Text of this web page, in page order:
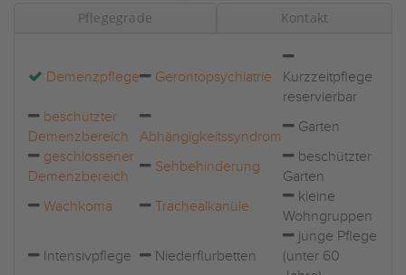
Pflegegrade Kontakt
Demenzpflege Gerontopsychiatrie
Kurzzeitpflege
reservierbar
beschützter
Demenzbereich
Abhängigkeitssyndrom
Garten
geschlossener
Demenzbereich
Sehbehinderung
beschützter
Garten
Wachkoma
Trachealkanüle
kleine
Wohngruppen
Intensivpflege Niederflurbetten
junge Pflege
(unter 60